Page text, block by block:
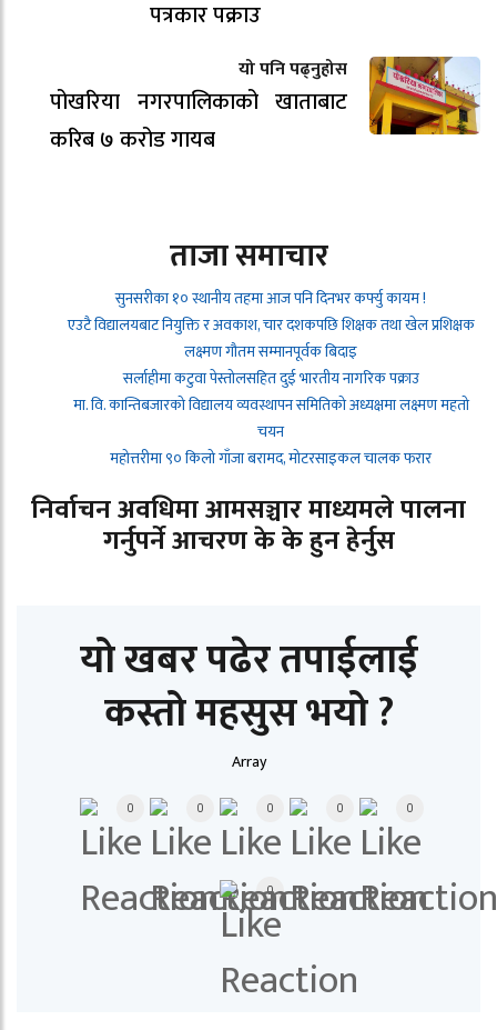
पत्रकार पक्राउ
यो पनि पढ्नुहोस
पोखरिया नगरपालिकाको खाताबाट
करिब ७ करोड गायब
ताजा समाचार
सुनसरीका १० स्थानीय तहमा आज पनि दिनभर कर्फ्यु कायम !
एउटै विद्यालयबाट नियुक्ति र अवकाश, चार दशकपछि शिक्षक तथा खेल प्रशिक्षक
लक्ष्मण गौतम सम्मानपूर्वक बिदाइ
सर्लाहीमा कटुवा पेस्तोलसहित दुई भारतीय नागरिक पक्राउ
मा. वि. कान्तिबजारको विद्यालय व्यवस्थापन समितिको अध्यक्षमा लक्ष्मण महतो
चयन
महोत्तरीमा ९० किलो गाँजा बरामद, मोटरसाइकल चालक फरार
निर्वाचन अवधिमा आमसञ्चार माध्यमले पालना
गर्नुपर्ने आचरण के के हुन हेर्नुस
यो खबर पढेर तपाईलाई
कस्तो महसुस भयो ?
Array
0 0 0 0 0
0